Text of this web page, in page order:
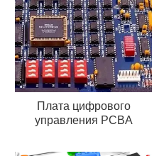
Плата цифрового
управления PCBA